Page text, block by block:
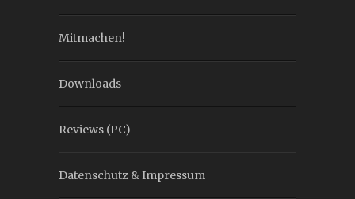
Mitmachen!
Downloads
Reviews (PC)
Datenschutz & Impressum